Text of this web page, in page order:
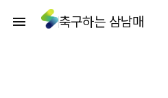
축구하는 삼남매